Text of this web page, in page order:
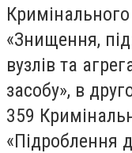
«Знищення,
вузлів та
засобу», в
359
«Підроблення